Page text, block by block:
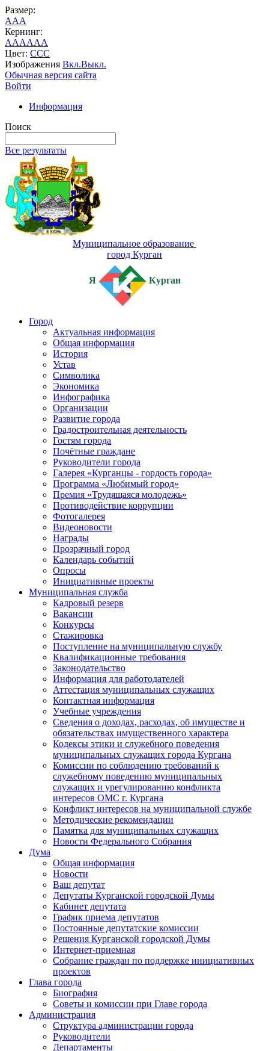
Размер:
AAA
Кернинг:
AAAAAA
Цвет: CCC
Изображения Вкл.Выкл.
Обычная версия сайта
Войти
Информация
Поиск
Все результаты
Муниципальное образование
город Курган
Я Курган
Город
Актуальная информация
Общая информация
История
Устав
Символика
Экономика
Инфографика
Организации
Развитие города
Градостроительная деятельность
Гостям города
Почётные граждане
Руководители города
Галерея «Курганцы - гордость города»
Программа «Любимый город»
Премия «Трудящаяся молодежь»
Противодействие коррупции
Фотогалерея
Видеоновости
Награды
Прозрачный город
Календарь событий
Опросы
Инициативные проекты
Муниципальная служба
Кадровый резерв
Вакансии
Конкурсы
Стажировка
Поступление на муниципальную службу
Квалификационные требования
Законодательство
Информация для работодателей
Аттестация муниципальных служащих
Контактная информация
Учебные учреждения
Сведения о доходах, расходах, об имуществе и
обязательствах имущественного характера
Кодексы этики и служебного поведения
муниципальных служащих города Кургана
Комиссии по соблюдению требований к
служебному поведению муниципальных
служащих и урегулированию конфликта
интересов ОМС г. Кургана
Конфликт интересов на муниципальной службе
Методические рекомендации
Памятка для муниципальных служащих
Новости Федерального Cобрания
Дума
Общая информация
Новости
Ваш депутат
Депутаты Курганской городской Думы
Кабинет депутата
График приема депутатов
Постоянные депутатские комиссии
Решения Курганской городской Думы
Интернет-приемная
Собрание граждан по поддержке инициативных
проектов
Глава города
Биография
Советы и комиссии при Главе города
Администрация
Структура администрации города
Руководители
Департаменты